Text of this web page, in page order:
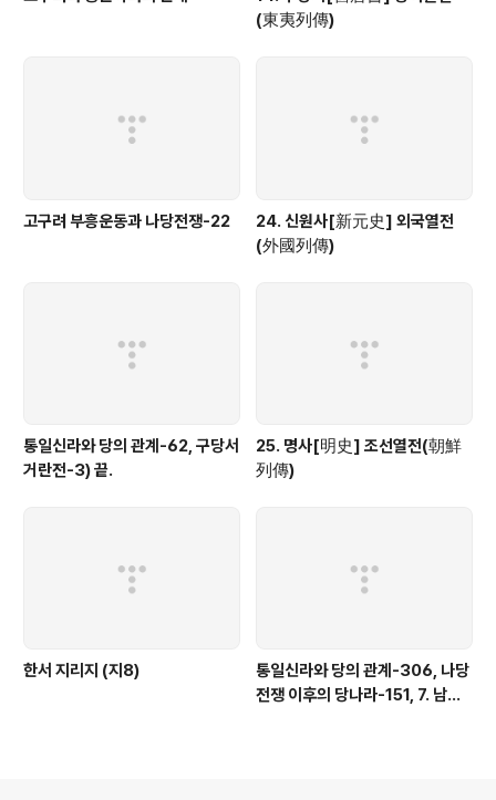
(東夷列傳)
고구려 부흥운동과 나당전쟁-22
24. 신원사[新元史] 외국열전
(外國列傳)
통일신라와 당의 관계-62, 구당서
거란전-3) 끝.
25. 명사[明史] 조선열전(朝鮮
列傳)
한서 지리지 (지8)
통일신라와 당의 관계-306, 나당
전쟁 이후의 당나라-151, 7. 남조